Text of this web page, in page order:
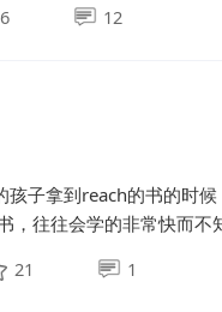
12
子拿到reach的书的时
，往往会学的非常快而不
21 1